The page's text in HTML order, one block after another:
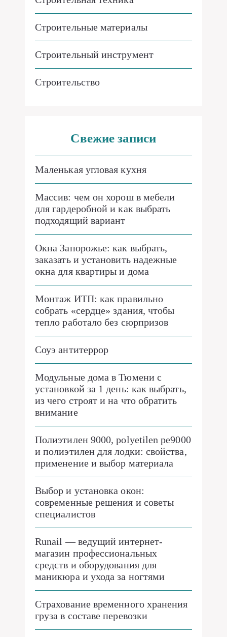
Строительные материалы
Строительный инструмент
Строительство
Свежие записи
Маленькая угловая кухня
Массив: чем он хорош в мебели
для гардеробной и как выбрать
подходящий вариант
Окна Запорожье: как выбрать,
заказать и установить надежные
окна для квартиры и дома
Монтаж ИТП: как правильно
собрать «сердце» здания, чтобы
тепло работало без сюрпризов
Соуэ антитеррор
Модульные дома в Тюмени с
установкой за 1 день: как выбрать,
из чего строят и на что обратить
внимание
Полиэтилен 9000, polyetilen pe9000
и полиэтилен для лодки: свойства,
применение и выбор материала
Выбор и установка окон:
современные решения и советы
специалистов
Runail — ведущий интернет-
магазин профессиональных
средств и оборудования для
маникюра и ухода за ногтями
Страхование временного хранения
груза в составе перевозки